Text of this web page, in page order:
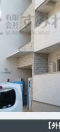
【外